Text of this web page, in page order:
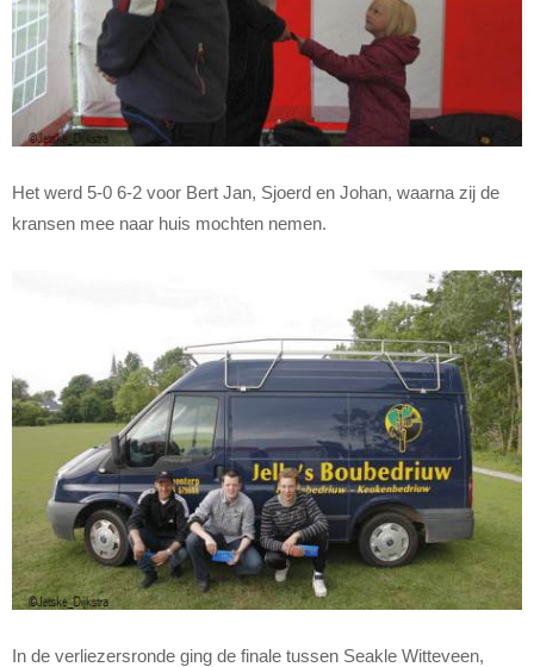
Het werd 5-0 6-2 voor Bert Jan, Sjoerd en Johan, waarna zij de
kransen mee naar huis mochten nemen.
In de verliezersronde ging de finale tussen Seakle Witteveen,